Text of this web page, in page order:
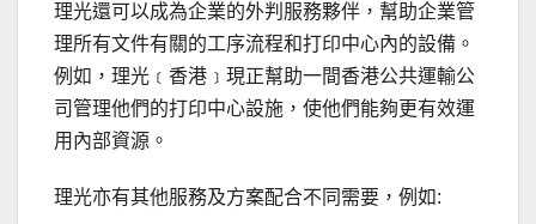
理光還可以成為企業的外判服務夥伴，幫助企業管
理所有文件有關的工序流程和打印中心內的設備。
例如，理光﹝香港﹞現正幫助一間香港公共運輸公
司管理他們的打印中心設施，使他們能夠更有效運
用內部資源。
理光亦有其他服務及方案配合不同需要，例如: